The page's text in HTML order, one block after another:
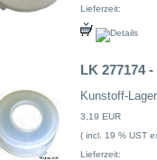
Lieferzeit:
LK 277174
Kunstoff-
3,19 EUR
( incl. 19 % UST
Lieferzeit: